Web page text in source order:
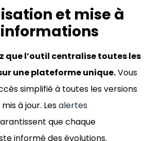
et mise à
que l’outil centralise toutes les
une plateforme unique.Vous
simplifié à toutes les versions
à jour. Lesalertes
que chaque
informé des évolutions.